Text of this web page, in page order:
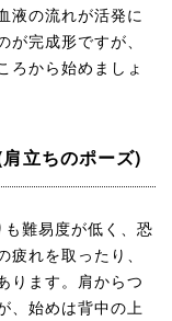
液の流れが活発に
完成形ですが、
ろから始めましょ
立ちのポーズ)
難易度が低く、恐
れを取ったり、
ります。肩からつ
、始めは背中の上